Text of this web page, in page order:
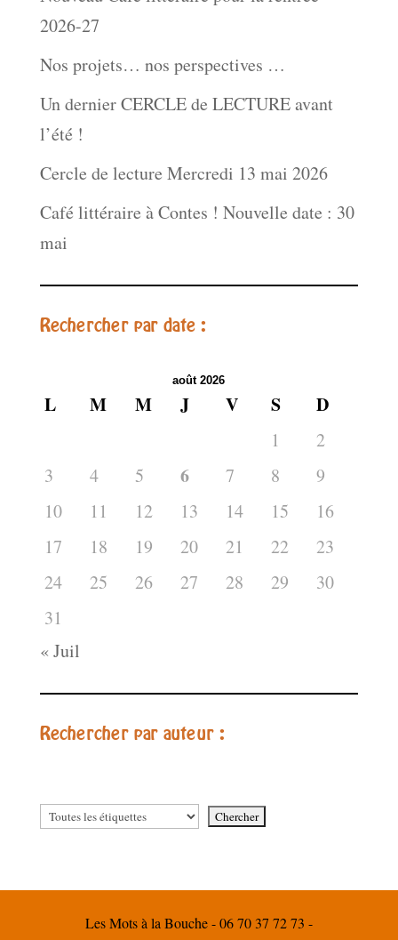
2026-27
Nos projets… nos perspectives …
Un dernier CERCLE de LECTURE avant
l’été !
Cercle de lecture Mercredi 13 mai 2026
Café littéraire à Contes ! Nouvelle date : 30
mai
Rechercher par date :
août 2026
L M M J V S D
1
2
3
4 5 6 7 8
9
10
11 12 13 14 15
16
17
18 19 20 21 22
23
24
25 26 27 28 29
30
31
« Juil
Rechercher par auteur :
Les Mots à la Bouche - 06 70 37 72 73 -